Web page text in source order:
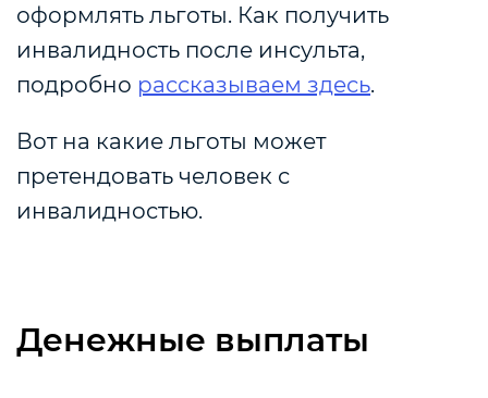
оформлять льготы. Как получить
инвалидность после инсульта,
подробно рассказываем здесь.
Вот на какие льготы может
претендовать человек с
инвалидностью.
Денежные выплаты